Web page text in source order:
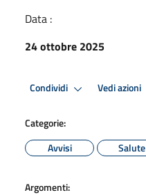
Data :
24 ottobre 2025
Condividi Vedi azioni
Categorie:
Avvisi
Salute
Argomenti: